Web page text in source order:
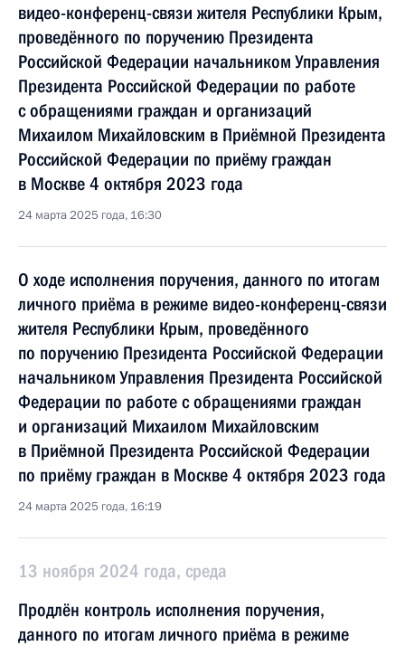
видео-конференц-связи жителя Республики Крым,
проведённого по поручению Президента
Российской Федерации начальником Управления
Президента Российской Федерации по работе
с обращениями граждан и организаций
Михаилом Михайловским в Приёмной Президента
Российской Федерации по приёму граждан
в Москве 4 октября 2023 года
24 марта 2025 года, 16:30
О ходе исполнения поручения, данного по итогам
личного приёма в режиме видео-конференц-связи
жителя Республики Крым, проведённого
по поручению Президента Российской Федерации
начальником Управления Президента Российской
Федерации по работе с обращениями граждан
и организаций Михаилом Михайловским
в Приёмной Президента Российской Федерации
по приёму граждан в Москве 4 октября 2023 года
24 марта 2025 года, 16:19
13 ноября 2024 года, среда
Продлён контроль исполнения поручения,
данного по итогам личного приёма в режиме